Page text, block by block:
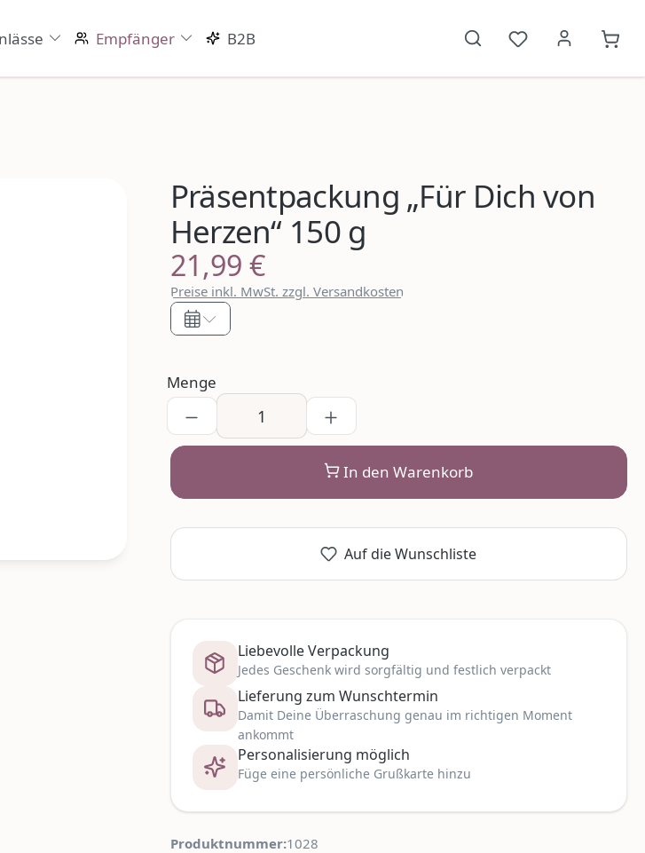
Empfänger B2B
Du hast 0
Präsentpackung „Für Dich von
Herzen“ 150 g
Regulärer Preis:
21,99 €
Preise inkl. MwSt. zzgl. Versandkosten
Menge
In den Warenkorb
Auf die Wunschliste
Liebevolle Verpackung
Jedes Geschenk wird sorgfältig und festlich verpackt
Lieferung zum Wunschtermin
Damit Deine Überraschung genau im richtigen Moment
ankommt
Personalisierung möglich
Füge eine persönliche Grußkarte hinzu
Produktnummer:1028